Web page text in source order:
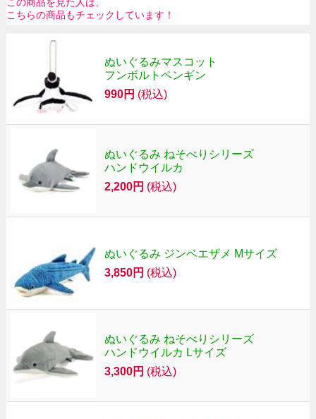
こちらの商品もチェックしています！
ぬいぐるみマスコット
フンボルトペンギン
990円 (税込)
ぬいぐるみ ねそべりシリーズ
ハンドウイルカ
2,200円 (税込)
ぬいぐるみ ジンベエザメ Mサイズ
3,850円 (税込)
ぬいぐるみ ねそべりシリーズ
ハンドウイルカ Lサイズ
3,300円 (税込)